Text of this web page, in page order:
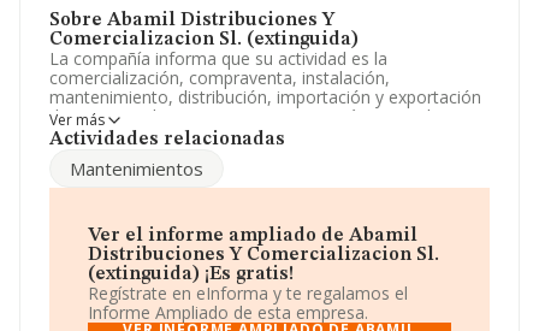
Sobre Abamil Distribuciones Y
Comercializacion Sl. (extinguida)
La compañía informa que su actividad es la
comercialización, compraventa, instalación,
mantenimiento, distribución, importación y exportación
de circuitos electricos. La empresa está registrada
como Sociedad Limitada. Tiene CNAE: 4650 - '%cnae%'.
La compañíaAbamil Distribuciones y
identificación fiscal B84082890, se encuentra en Calle
Juan Bravo Ctro De Negocios Juan Bravo núm. 3,
(28006), Madrid, Madrid.
En relación con el sector y disponiendo de los datos de
Ver más
Actividades relacionadas
Mantenimientos
Ver el informe ampliado de Abamil
Distribuciones Y Comercializacion Sl.
(extinguida) ¡Es gratis!
Regístrate en eInforma y te regalamos el
Informe Ampliado de esta empresa.